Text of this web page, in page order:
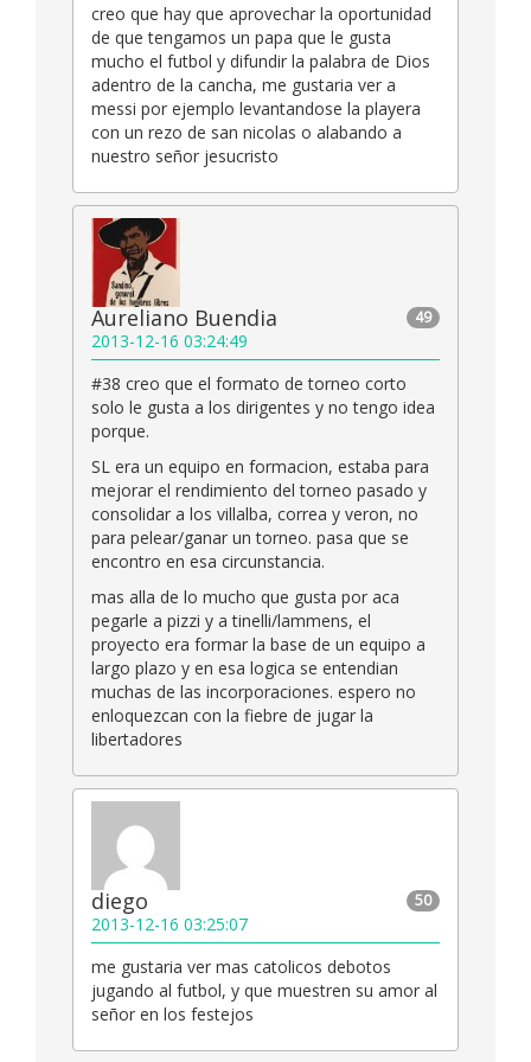
creo que hay que aprovechar la oportunidad
de que tengamos un papa que le gusta
mucho el futbol y difundir la palabra de Dios
adentro de la cancha, me gustaria ver a
messi por ejemplo levantandose la playera
con un rezo de san nicolas o alabando a
nuestro señor jesucristo
49
Aureliano Buendia
2013-12-16 03:24:49
#38 creo que el formato de torneo corto
solo le gusta a los dirigentes y no tengo idea
porque.
SL era un equipo en formacion, estaba para
mejorar el rendimiento del torneo pasado y
consolidar a los villalba, correa y veron, no
para pelear/ganar un torneo. pasa que se
encontro en esa circunstancia.
mas alla de lo mucho que gusta por aca
pegarle a pizzi y a tinelli/lammens, el
proyecto era formar la base de un equipo a
largo plazo y en esa logica se entendian
muchas de las incorporaciones. espero no
enloquezcan con la fiebre de jugar la
libertadores
50
diego
2013-12-16 03:25:07
me gustaria ver mas catolicos debotos
jugando al futbol, y que muestren su amor al
señor en los festejos